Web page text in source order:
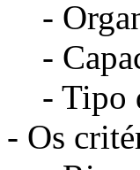
-
-
- Tipo
- Os